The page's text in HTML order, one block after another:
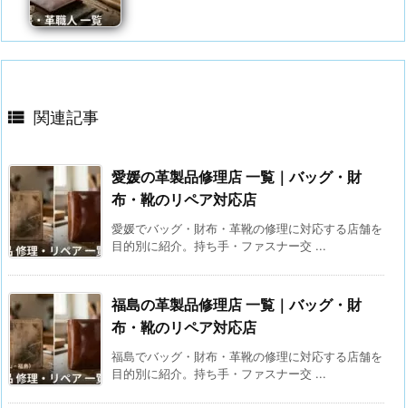
 関連記事
愛媛の革製品修理店 一覧｜バッグ・財
布・靴のリペア対応店
愛媛でバッグ・財布・革靴の修理に対応する店舗を
目的別に紹介。持ち手・ファスナー交 ...
福島の革製品修理店 一覧｜バッグ・財
布・靴のリペア対応店
福島でバッグ・財布・革靴の修理に対応する店舗を
目的別に紹介。持ち手・ファスナー交 ...